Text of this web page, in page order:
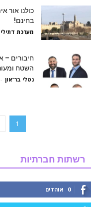
כולנו אור
בחינם!
מערכת דתילי
חיבורים
השטח
נטלי בר־און -
1
רשתות חברתיות
0 אוהדים